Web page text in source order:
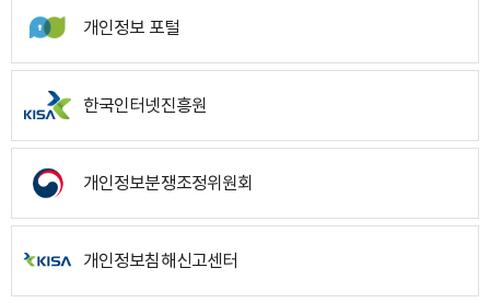
개인정보 포털
한국인터넷진흥원
개인정보분쟁조정위원회
개인정보침해신고센터